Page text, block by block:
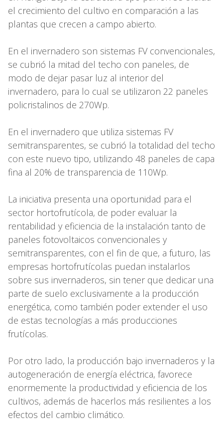
el crecimiento del cultivo en comparación a las
plantas que crecen a campo abierto.
En el invernadero son sistemas FV convencionales,
se cubrió la mitad del techo con paneles, de
modo de dejar pasar luz al interior del
invernadero, para lo cual se utilizaron 22 paneles
policristalinos de 270Wp.
En el invernadero que utiliza sistemas FV
semitransparentes, se cubrió la totalidad del techo
con este nuevo tipo, utilizando 48 paneles de capa
fina al 20% de transparencia de 110Wp.
La iniciativa presenta una oportunidad para el
sector hortofrutícola, de poder evaluar la
rentabilidad y eficiencia de la instalación tanto de
paneles fotovoltaicos convencionales y
semitransparentes, con el fin de que, a futuro, las
empresas hortofrutícolas puedan instalarlos
sobre sus invernaderos, sin tener que dedicar una
parte de suelo exclusivamente a la producción
energética, como también poder extender el uso
de estas tecnologías a más producciones
frutícolas.
Por otro lado, la producción bajo invernaderos y la
autogeneración de energía eléctrica, favorece
enormemente la productividad y eficiencia de los
cultivos, además de hacerlos más resilientes a los
efectos del cambio climático.